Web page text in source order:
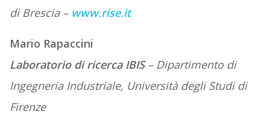
di Brescia – www.rise.it
Mario Rapaccini
Laboratorio di ricerca IBIS– Dipartimento di
Ingegneria Industriale, Università degli Studi di
Firenze